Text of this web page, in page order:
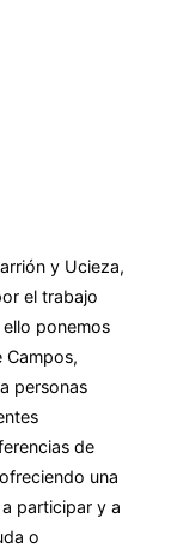
y Ucieza,
el trabajo
ponemos
Campos,
personas
de
una
participar y a
o